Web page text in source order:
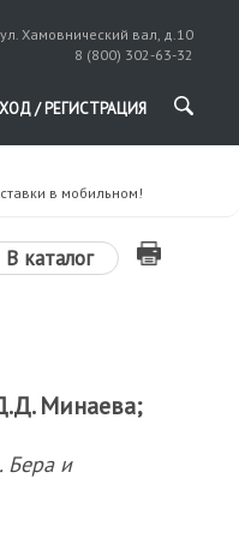
Хамовнический вал, д.10
8 (800) 302-63-32
/ РЕГИСТРАЦИЯ
в мобильном!
В каталог
Минаева;
Бера и